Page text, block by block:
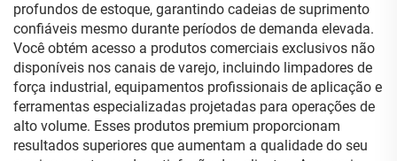
profundos de estoque, garantindo cadeias de suprimento
confiáveis mesmo durante períodos de demanda elevada.
Você obtém acesso a produtos comerciais exclusivos não
disponíveis nos canais de varejo, incluindo limpadores de
força industrial, equipamentos profissionais de aplicação e
ferramentas especializadas projetadas para operações de
alto volume. Esses produtos premium proporcionam
resultados superiores que aumentam a qualidade do seu